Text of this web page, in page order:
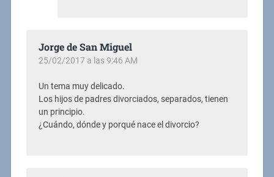
Jorge de San Miguel
25/02/2017 a las 9:46 AM
Un tema muy delicado.
Los hijos de padres divorciados, separados, tienen
un principio.
¿Cuándo, dónde y porqué nace el divorcio?